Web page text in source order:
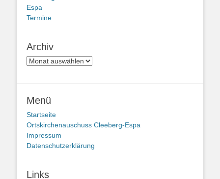
Espa
Termine
Archiv
Archiv
Menü
Startseite
Ortskirchenauschuss Cleeberg-Espa
Impressum
Datenschutzerklärung
Links